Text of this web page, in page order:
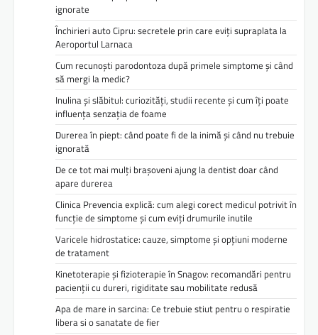
ignorate
Închirieri auto Cipru: secretele prin care eviți supraplata la
Aeroportul Larnaca
Cum recunoști parodontoza după primele simptome și când
să mergi la medic?
Inulina și slăbitul: curiozități, studii recente și cum îți poate
influența senzația de foame
Durerea în piept: când poate fi de la inimă și când nu trebuie
ignorată
De ce tot mai mulți brașoveni ajung la dentist doar când
apare durerea
Clinica Prevencia explică: cum alegi corect medicul potrivit în
funcție de simptome și cum eviți drumurile inutile
Varicele hidrostatice: cauze, simptome și opțiuni moderne
de tratament
Kinetoterapie și fizioterapie în Snagov: recomandări pentru
pacienții cu dureri, rigiditate sau mobilitate redusă
Apa de mare in sarcina: Ce trebuie stiut pentru o respiratie
libera si o sanatate de fier